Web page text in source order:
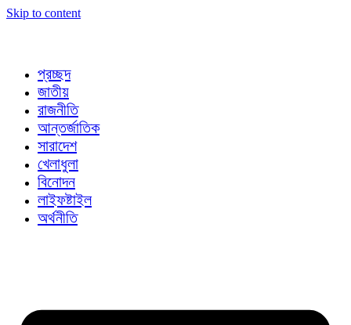
Skip to content
প্রচ্ছদ
জাতীয়
রাজনীতি
আন্তর্জাতিক
সারাদেশ
খেলাধুলা
বিনোদন
লাইফষ্টাইল
অর্থনীতি